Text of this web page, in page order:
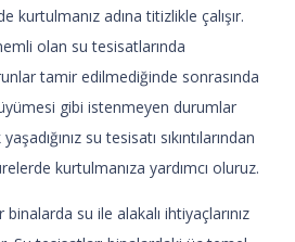
kurtulmanız adına titizlikle çalışır.
olan su tesisatlarında
tamir edilmediğinde sonrasında
gibi istenmeyen durumlar
su tesisatı sıkıntılarından
kurtulmanıza yardımcı oluruz.
su ile alakalı ihtiyaçlarınız